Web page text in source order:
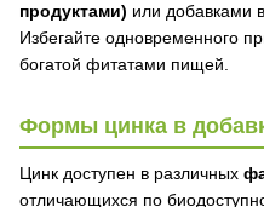
продуктами) или добавками
Избегайте одновременного
богатой фитатами пищей.
Формы цинка в
Цинк доступен в различных
отличающихся по